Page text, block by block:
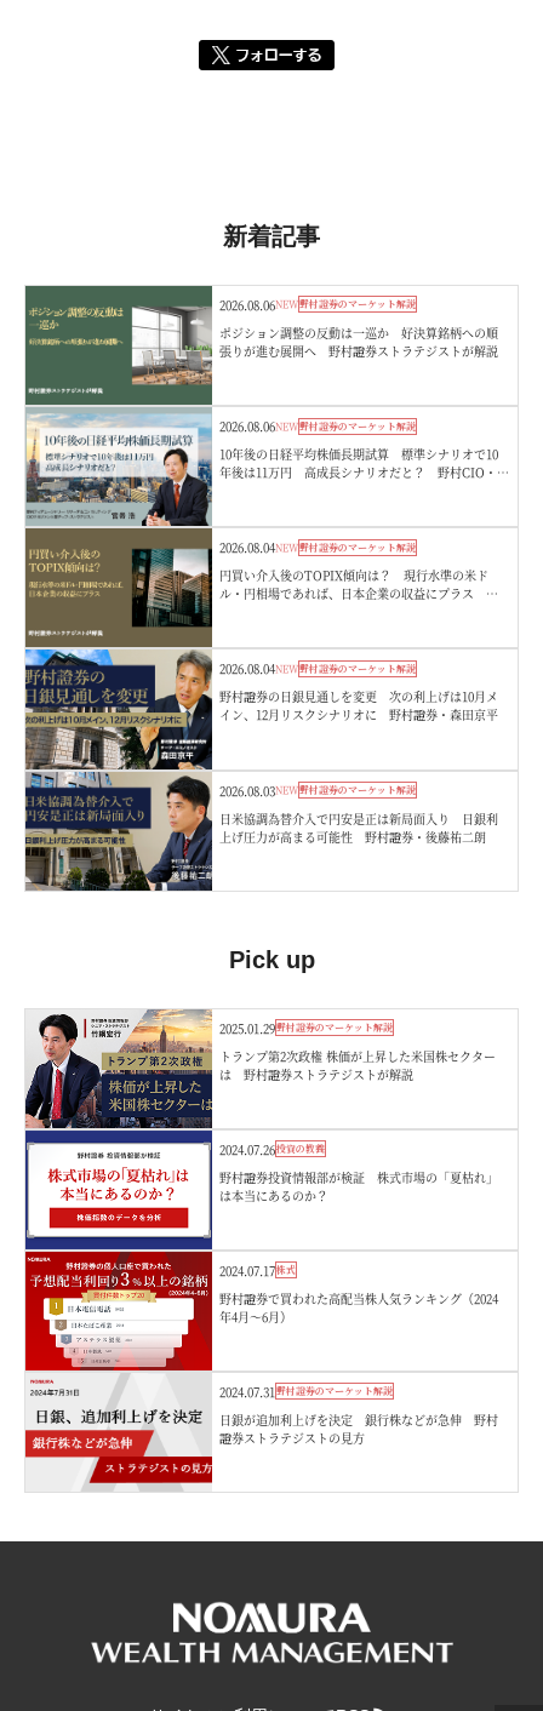
新着記事
2026.08.06NEW野村證券のマーケット解説
ポジション調整の反動は一巡か 好決算銘柄への順
張りが進む展開へ 野村證券ストラテジストが解説
2026.08.06NEW野村證券のマーケット解説
10年後の日経平均株価長期試算 標準シナリオで10
年後は11万円 高成長シナリオだと？ 野村CIO・宮
2026.08.04NEW野村證券のマーケット解説
円買い介入後のTOPIX傾向は？ 現行水準の米ド
ル・円相場であれば、日本企業の収益にプラス 野
2026.08.04NEW野村證券のマーケット解説
野村證券の日銀見通しを変更 次の利上げは10月メ
イン、12月リスクシナリオに 野村證券・森田京平
2026.08.03NEW野村證券のマーケット解説
日米協調為替介入で円安是正は新局面入り 日銀利
上げ圧力が高まる可能性 野村證券・後藤祐二朗
Pick up
2025.01.29野村證券のマーケット解説
トランプ第2次政権 株価が上昇した米国株セクター
は 野村證券ストラテジストが解説
2024.07.26投資の教養
野村證券投資情報部が検証 株式市場の「夏枯れ」
は本当にあるのか？
2024.07.17株式
野村證券で買われた高配当株人気ランキング（2024
年4月～6月）
2024.07.31 野村證券のマーケット解説
日銀が追加利上げを決定 銀行株などが急伸 野村
證券ストラテジストの見方